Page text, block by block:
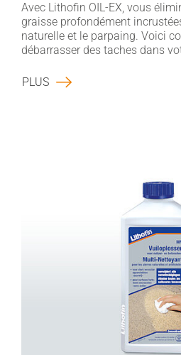
Avec Lithofin OIL-EX, vous
graisse profondément
naturelle et le parpaing. Voici
débarrasser des taches dans
PLUS